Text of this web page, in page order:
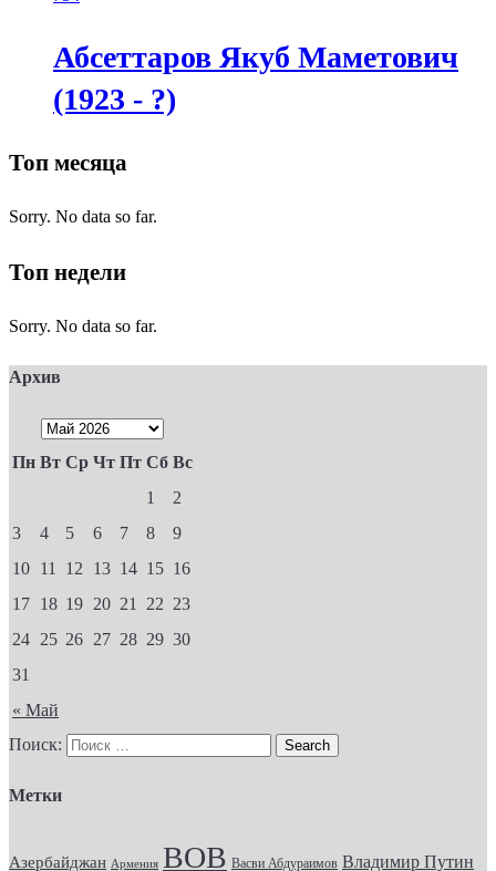
Абсеттаров Якуб Маметович
(1923 - ?)
Топ месяца
Sorry. No data so far.
Топ недели
Sorry. No data so far.
Архив
Пн Вт Ср Чт Пт Сб Вс
« Май
1
2
3
4 5 6 7 8
9
10 11 12 13 14 15 16
17 18 19 20 21 22 23
24 25 26 27 28 29 30
31
Поиск:
Метки
Азербайджан Армения ВОВ Васви Абдураимов Владимир Путин